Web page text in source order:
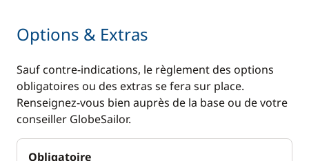
Options & Extras
Sauf contre-indications, le règlement des options
obligatoires ou des extras se fera sur place.
Renseignez-vous bien auprès de la base ou de votre
conseiller GlobeSailor.
Obligatoire